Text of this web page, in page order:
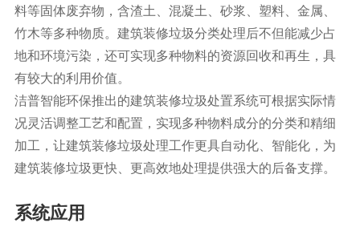
反击式破碎机 颚式破碎机
圆锥破碎机 立轴冲击式破碎机
挤压成型设备
RDF成型机 生物质颗粒机
液压打包机
成套机组
封闭式破碎系统 废轮胎热解系统
橡胶破胶机组
分选分离设备
风选机 滚筒筛
磁选机 涡电流分选机
走进洁普
联系我们
料等固体废弃物，含渣土、混凝土、砂浆、塑料、金属、
竹木等多种物质。建筑装修垃圾分类处理后不但能减少占
地和环境污染，还可实现多种物料的资源回收和再生，具
有较大的利用价值。
洁普智能环保推出的建筑装修垃圾处置系统可根据实际情
况灵活调整工艺和配置，实现多种物料成分的分类和精细
加工，让建筑装修垃圾处理工作更具自动化、智能化，为
建筑装修垃圾更快、更高效地处理提供强大的后备支撑。
系统应用